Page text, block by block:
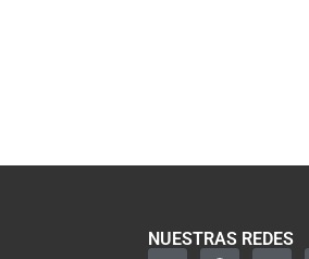
NUESTRAS REDES